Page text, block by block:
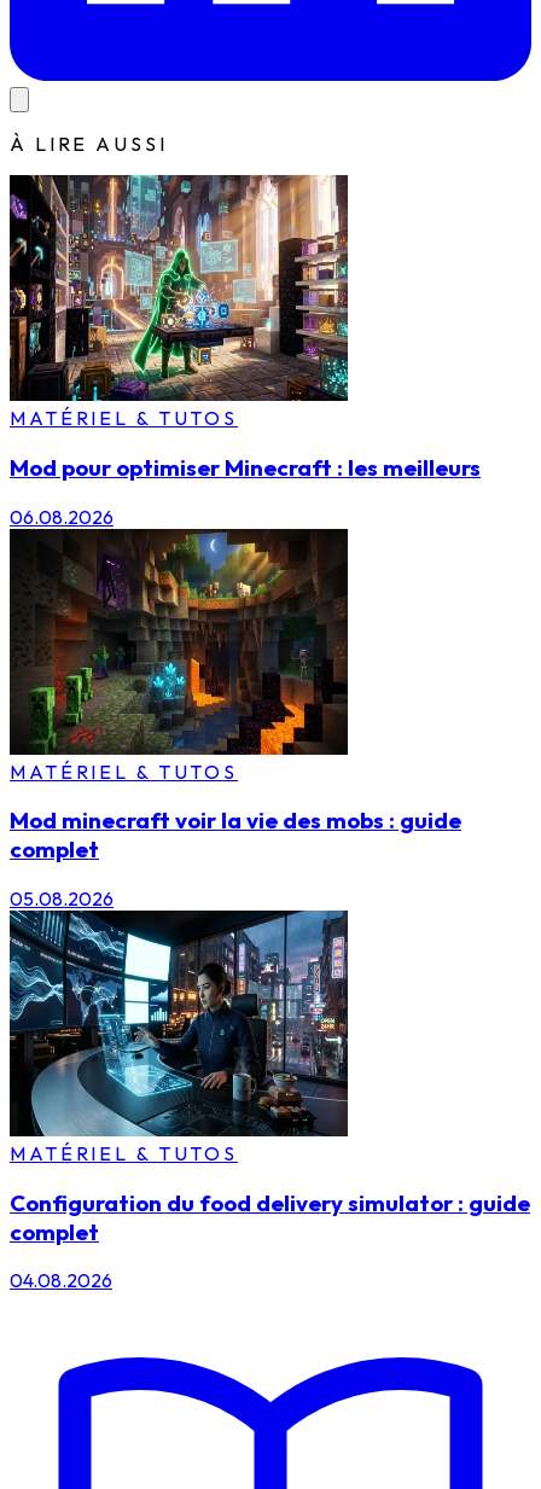
À LIRE AUSSI
MATÉRIEL & TUTOS
Mod pour optimiser Minecraft : les meilleurs
06.08.2026
MATÉRIEL & TUTOS
Mod minecraft voir la vie des mobs : guide
complet
05.08.2026
MATÉRIEL & TUTOS
Configuration du food delivery simulator : guide
complet
04.08.2026